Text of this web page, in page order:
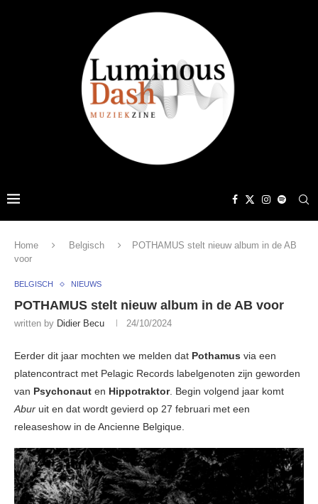
Home Belgisch
POTHAMUS stelt nieuw album in de AB
voor
BELGISCH NIEUWS
POTHAMUS stelt nieuw album in de AB voor
written by Didier Becu 24/10/2024
Eerder dit jaar mochten we melden dat Pothamus via een
platencontract met Pelagic Records labelgenoten zijn geworden
van Psychonaut en Hippotraktor. Begin volgend jaar komt
Abur uit en dat wordt gevierd op 27 februari met een
releaseshow in de Ancienne Belgique.